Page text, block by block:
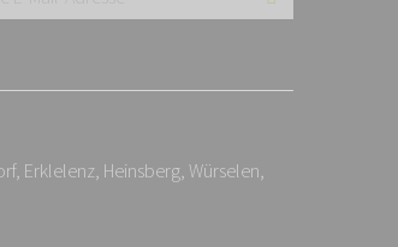
Erklelenz, Heinsberg, Würselen,